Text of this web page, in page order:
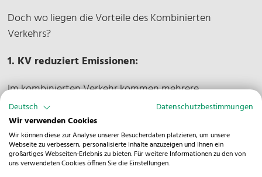
Doch wo liegen die Vorteile des Kombinierten
Verkehrs?
1. KV reduziert Emissionen:
Im kombinierten Verkehr kommen mehrere
Verkehrsträger zum Einsatz um die Flexibilität und
Effizienz des Transportsystems zu erhöhen. „Im
Vergleich zum reinen Straßentransport reduziert die
Nutzung unserer Ganzzüge die CO2-Emission pro
Tonne erheblich. Das liegt vor allem am Einsatz von
Deutsch
Datenschutzbestimmungen
Wir verwenden Cookies
Wir können diese zur Analyse unserer Besucherdaten platzieren, um unsere
Webseite zu verbessern, personalisierte Inhalte anzuzeigen und Ihnen ein
großartiges Webseiten-Erlebnis zu bieten. Für weitere Informationen zu den von
uns verwendeten Cookies öffnen Sie die Einstellungen.